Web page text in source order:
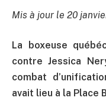
Mis à jour le 20
La boxeuse
contre Jessica
combat
avait lieu à la Place